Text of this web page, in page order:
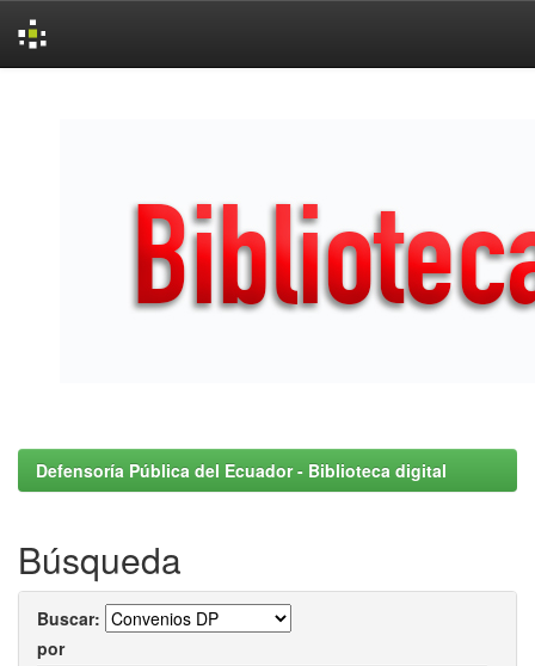
Defensoría Pública del Ecuador - Biblioteca digital
Búsqueda
Buscar:
por